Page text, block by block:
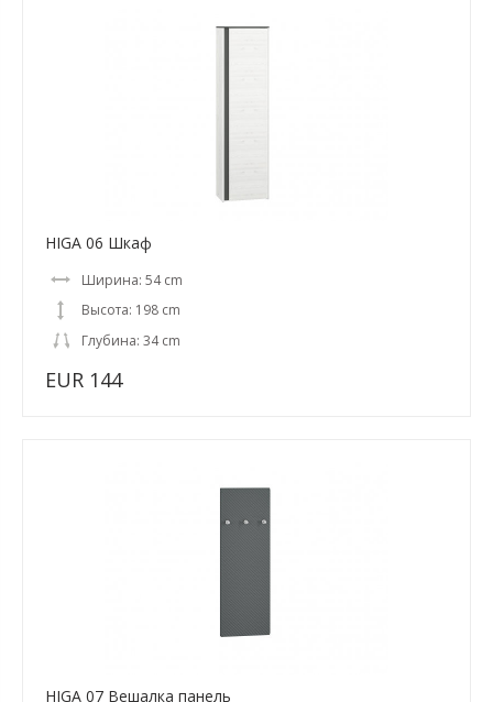
HIGA 06 Шкаф
Ширина: 54 cm
Высота: 198 cm
Глубина: 34 cm
EUR 144
HIGA 07 Вешалка панель